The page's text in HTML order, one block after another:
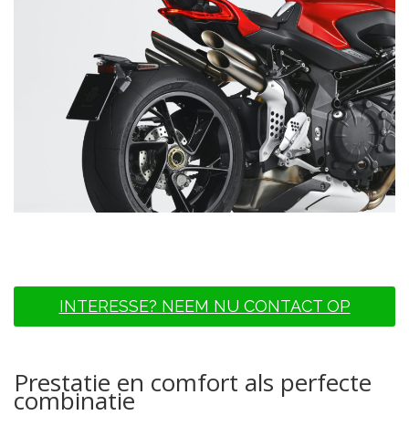
INTERESSE? NEEM NU CONTACT OP
Prestatie en comfort als perfecte
combinatie